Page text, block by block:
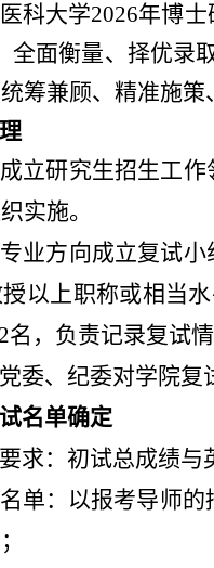
科大学2026年博
全面衡量、择优录
筹兼顾、精准施策
成立研究生招生工
实施。
专业方向成立复试
以上职称或相当
名，负责记录复试
委、纪委对学院复
名单确定
要求：初试总成绩
名单：以报考导师